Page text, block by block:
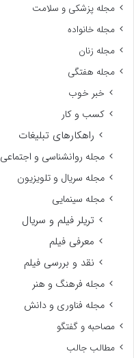
مجله پزشکی و سلامت
مجله خانواده
مجله زنان
مجله هفتگی
خبر خوب
کسب و کار
راهکارهای تبلیغات
مجله روانشناسی و اجتماعی
مجله سریال و تلویزیون
مجله سینمایی
تریلر فیلم و سریال
معرفی فیلم
نقد و بررسی فیلم
مجله فرهنگ و هنر
مجله فناوری و دانش
مصاحبه و گفتگو
مطالب جالب